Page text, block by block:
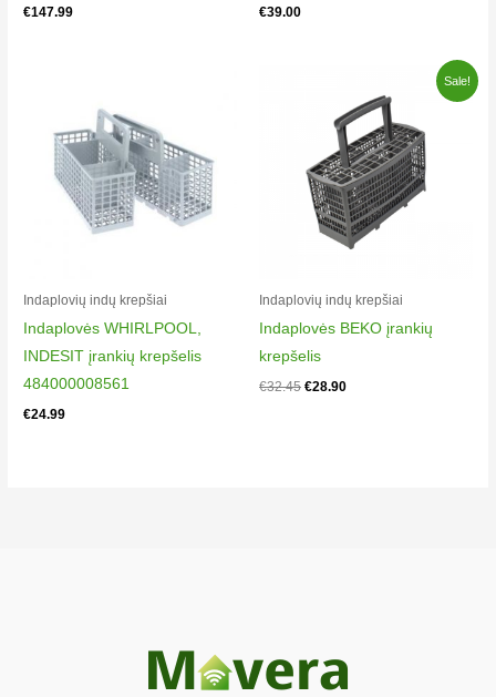
€147.99 €39.00
Indaplovių indų krepšiai​
Indaplovės WHIRLPOOL,
INDESIT įrankių krepšelis
484000008561
€24.99
Sale!
Indaplovių indų krepšiai​
Indaplovės BEKO įrankių
krepšelis
€32.45
€32.45.
€28.90
is:
€28.90.